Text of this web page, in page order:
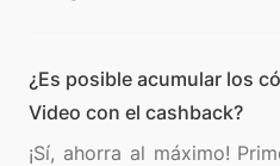
¿Es posible acumular los
Video con el cashback?
¡Sí, ahorra al máximo!